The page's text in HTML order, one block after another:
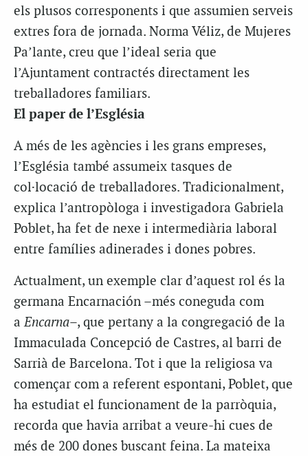
els plusos corresponents i que assumien serveis
extres fora de jornada. Norma Véliz, de Mujeres
Pa’lante, creu que l’ideal seria que
l’Ajuntament contractés directament les
treballadores familiars.
El paper de l’Església
A més de les agències i les grans empreses,
l’Església també assumeix tasques de
col·locació de treballadores. Tradicionalment,
explica l’antropòloga i investigadora Gabriela
Poblet, ha fet de nexe i intermediària laboral
entre famílies adinerades i dones pobres.
Actualment, un exemple clar d’aquest rol és la
germana Encarnación –més coneguda com
aEncarna–, que pertany a la congregació de la
Immaculada Concepció de Castres, al barri de
Sarrià de Barcelona. Tot i que la religiosa va
començar com a referent espontani, Poblet, que
ha estudiat el funcionament de la parròquia,
recorda que havia arribat a veure-hi cues de
més de 200 dones buscant feina. La mateixa